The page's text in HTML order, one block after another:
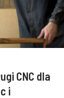
CNC dla
i